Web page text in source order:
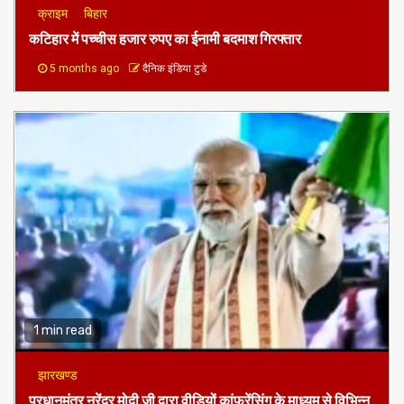
क्राइम बिहार
कटिहार में पच्चीस हजार रुपए का ईनामी बदमाश गिरफ्तार
5 months ago दैनिक इंडिया टुडे
1 min read
झारखण्ड